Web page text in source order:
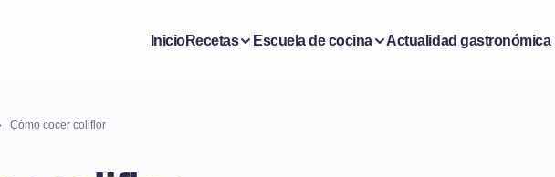
InicioRecetas Escuela de cocina Actualidad gastronómica
Cómo cocer coliflor